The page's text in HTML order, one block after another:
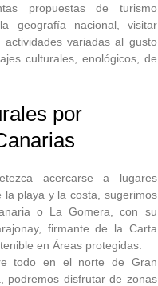
propuestas de turismo
geografía nacional, visitar
variadas al gusto
culturales, enológicos, de
por
acercarse a lugares
playa y la costa, sugerimos
o La Gomera, con su
firmante de la Carta
en Áreas protegidas.
todo en el norte de Gran
podremos disfrutar de zonas